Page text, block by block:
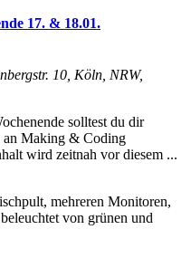
17. & 18.01.
10, Köln, NRW,
solltest du dir
an Making & Coding
wird zeitnah vor diesem ...